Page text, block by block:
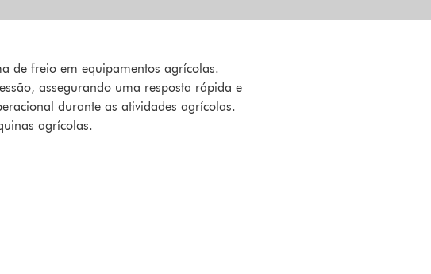
de freio em equipamentos agrícolas.
assegurando uma resposta rápida e
durante as atividades agrícolas.
agrícolas.